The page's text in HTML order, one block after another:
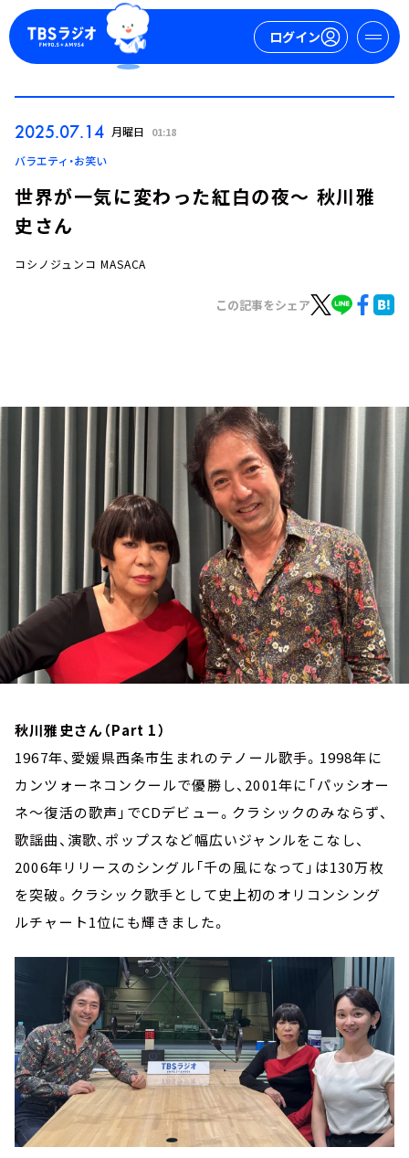
ログイン
ログイン
お知らせ
イベント・グッズ
YouTube
会社情報
2025.07.14 月曜日 01:18
バラエティ・お笑い
世界が一気に変わった紅白の夜～ 秋川雅
史さん
コシノジュンコ MASACA
この記事をシェア
秋川雅史さん（Part 1）
1967年、愛媛県西条市生まれのテノール歌手。1998年に
カンツォーネコンクールで優勝し、2001年に「パッシオー
ネ～復活の歌声」でCDデビュー。クラシックのみならず、
歌謡曲、演歌、ポップスなど幅広いジャンルをこなし、
2006年リリースのシングル「千の風になって」は130万枚
を突破。クラシック歌手として史上初のオリコンシング
ルチャート1位にも輝きました。